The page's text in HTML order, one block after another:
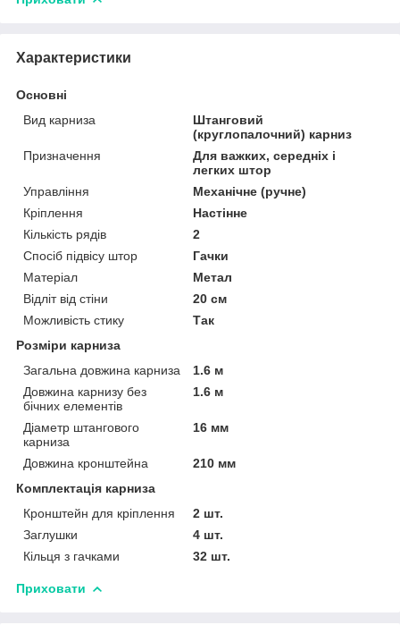
Характеристики
Основні
Вид карниза
Штанговий
(круглопалочний) карниз
Призначення
Для важких, середніх і
легких штор
Управління
Механічне (ручне)
Кріплення
Настінне
Кількість рядів
2
Спосіб підвісу штор
Гачки
Матеріал
Метал
Відліт від стіни
20 см
Можливість стику
Так
Розміри карниза
Загальна довжина карниза
1.6 м
Довжина карнизу без
бічних елементів
1.6 м
Діаметр штангового
карниза
16 мм
Довжина кронштейна
210 мм
Комплектація карниза
Кронштейн для кріплення
2 шт.
Заглушки
4 шт.
Кільця з гачками
32 шт.
Приховати